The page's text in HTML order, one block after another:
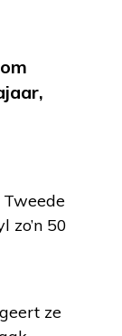
zo’n 50
ze